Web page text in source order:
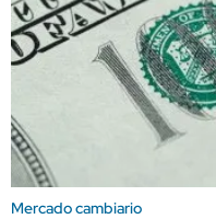
Mercado cambiario